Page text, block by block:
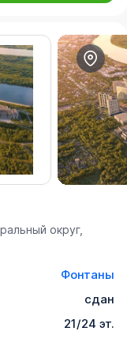
округ,
Фонтаны
сдан
21/24 эт.